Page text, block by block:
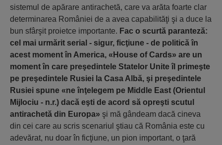
sistemul de apărare antirachetă, care va arăta foarte clar
determinarea României de a avea capabilităţi şi a duce la
bun sfârşit proietce importante. Fac o scurtă paranteză:
cel mai urmărit serial - sigur, ficţiune - de politică în
acest moment în America, «House of Cards» are un
moment în care preşedintele Statelor Unite îl primeşte
pe preşedintele Rusiei la Casa Albă, şi preşedintele
Rusiei spune «ne înţelegem pe Middle East (Orientul
Mijlociu - n.r.) dacă eşti de acord să opreşti scutul
antirachetă din Europa» şi mă gândeam dacă cineva
din cei care au scris scenariul ştiau că România este cu
adevărat, nu doar în ficţiune, un pion important, o ţară